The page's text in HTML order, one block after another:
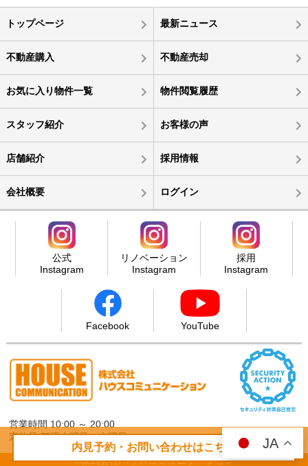
内見予約・お問い合わせはこちら
トップページ 最新ニュース
不動産購入 不動産売却
お気に入り物件一覧 物件閲覧履歴
スタッフ紹介 お客様の声
店舗紹介 採用情報
会社概要 ログイン
公式
Instagram
リノベーション
Instagram
採用
Instagram
Facebook YouTube
営業時間 10:00 ～ 20:00
定休日 毎週火曜日・水曜日
©株式会社ハウスコミュニケーション
JA